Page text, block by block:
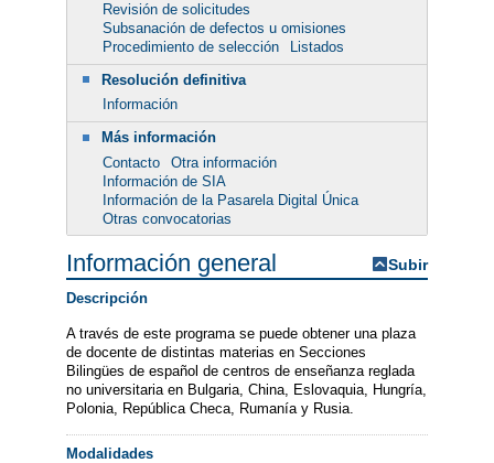
Revisión de solicitudes
Subsanación de defectos u omisiones
Procedimiento de selección
Listados
Resolución definitiva
Información
Más información
Contacto
Otra información
Información de SIA
Información de la Pasarela Digital Única
Otras convocatorias
Información general Subir
Descripción
A través de este programa se puede obtener una plaza
de docente de distintas materias en Secciones
Bilingües de español de centros de enseñanza reglada
no universitaria en Bulgaria, China, Eslovaquia, Hungría,
Polonia, República Checa, Rumanía y Rusia.
Modalidades